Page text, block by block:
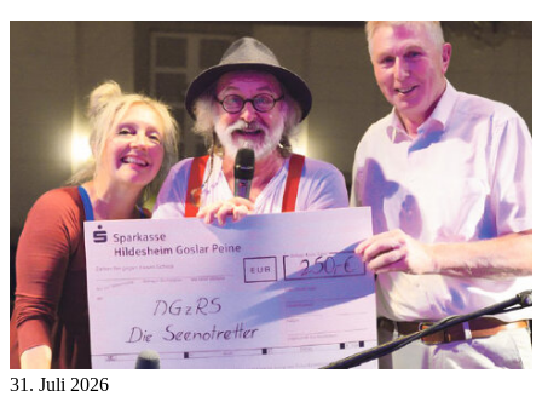
31. Juli 2026